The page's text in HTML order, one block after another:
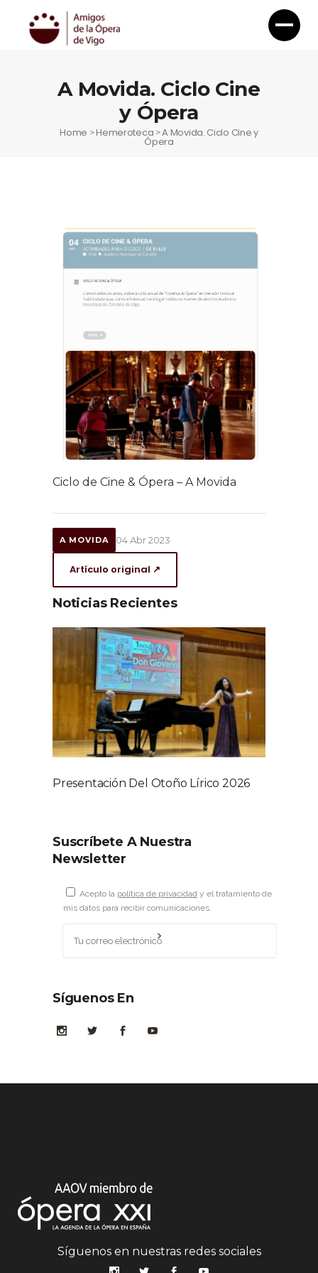
A Movida. Ciclo Cine
y Ópera
Home >Hemeroteca >A Movida. Ciclo Cine y
Ópera
Ciclo de Cine & Ópera – A Movida
A MOVIDA 04 Abr 2023
Artículo original ↗
Noticias Recientes
Presentación Del Otoño Lírico 2026
Suscríbete A Nuestra
Newsletter
Acepto la política de privacidad y el tratamiento de
mis datos para recibir comunicaciones.
Síguenos En
Síguenos en nuestras redes sociales